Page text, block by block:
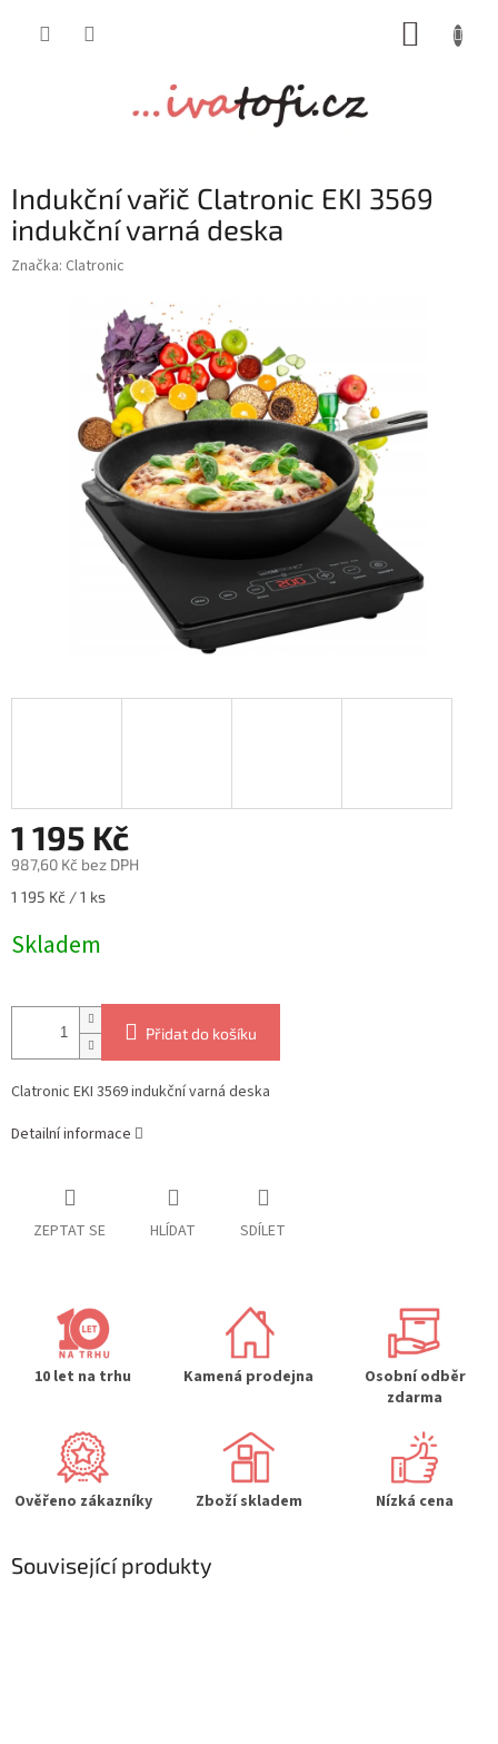
Indukční vařič Clatronic EKI 3569
indukční varná deska
Značka: Clatronic
1 195 Kč
987,60 Kč bez DPH
Měrná
1 195 Kč / 1 ks
Skladem
Přidat do košíku
Clatronic EKI 3569 indukční varná deska
Detailní informace
ZEPTAT SE HLÍDAT SDÍLET
10 let na trhu Kamená prodejna
Osobní odběr
zdarma
Ověřeno zákazníky Zboží skladem Nízká cena
Související produkty